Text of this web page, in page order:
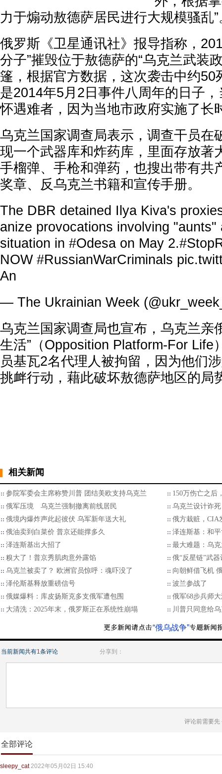
力于煽动敖德萨居民进行大规模骚乱”
俄罗斯《卫星通讯社》报导指称，
分子”摧毁位于敖德萨的“乌克兰武装
篷，根据官方数据，这次袭击中约50
是2014年5月2日事件八周年的日子
怀遇难者，因为当地市政府实施了长
乌克兰国家调查局表示，调查干员在
现一个武器库和炸药库，里面存放著
手榴弹、手枪和弹药，也搜出带有共
奖章、反乌克兰书籍和宣传手册。
The DBR detained Ilya Kiva's
anize provocations involving
situation in #Odesa on May 2.
NOW #RussianWarCriminals
An
— The Ukrainian Week
乌克兰国家调查局也宣布，乌克兰亲
生活”（Opposition Platform-For Life
员基瓦2名代理人被拘留，因为他们
挑衅行动，藉此破坏敖德萨地区的局
相关新闻
参院军委会主席称赞川普 团结美欧支持乌克兰
150万伤亡之后
俄军压境 乌克兰强制撤离前线居民
乌克兰设计诈
俄境内爆炸声此起彼伏 乌军新年送大礼
俄方栽赃，CIA
俄油卖到白菜价 普京还能撑多久
泽连斯基：和
泽连斯基出大招了
最大难题：乌
糗大了！普京秀肌肉意外露馅
俄“反星链”武
乌克兰被卖了？ 欧洲官员惊呼：魂吓没了
向朝鲜借飞机
泽伦斯基释放重磅信号
波兰参战了
俄媒爆料：库皮扬斯克多支俄军遭包围
俄军68步兵师
大清洗：2025年末，俄罗斯正在系统性崩塌
川普只同意给
“俄乌战争”
当前新闻共有1条评论 分享到：
评论前需要先
全部评论
sleepy_cat 2022年05月02日 15:40